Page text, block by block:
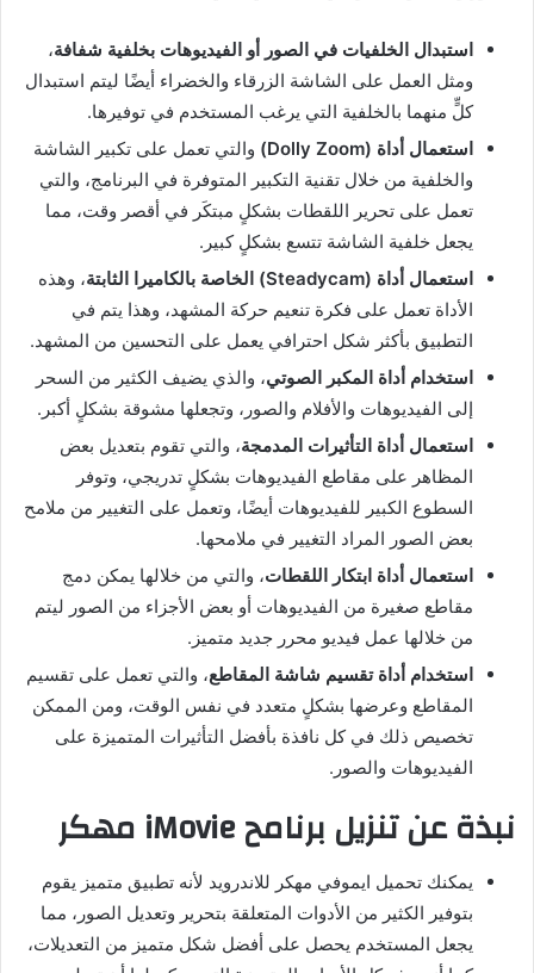
استبدال الخلفيات في الصور أو الفيديوهات بخلفية شفافة،
ومثل العمل على الشاشة الزرقاء والخضراء أيضًا ليتم استبدال
كلٍّ منهما بالخلفية التي يرغب المستخدم في توفيرها.
استعمال أداة (Dolly Zoom)
والتي تعمل على تكبير الشاشة
والخلفية من خلال تقنية التكبير المتوفرة في البرنامج، والتي
تعمل على تحرير اللقطات بشكلٍ مبتكَر في أقصر وقت، مما
يجعل خلفية الشاشة تتسع بشكلٍ كبير.
استعمال أداة (Steadycam) الخاصة بالكاميرا الثابتة
، وهذه
الأداة تعمل على فكرة تنعيم حركة المشهد، وهذا يتم في
التطبيق بأكثر شكل احترافي يعمل على التحسين من المشهد.
استخدام أداة المكبر الصوتي، والذي يضيف الكثير من السحر
إلى الفيديوهات والأفلام والصور، وتجعلها مشوقة بشكلٍ أكبر.
استعمال أداة التأثيرات المدمجة، والتي تقوم بتعديل بعض
المظاهر على مقاطع الفيديوهات بشكلٍ تدريجي، وتوفر
السطوع الكبير للفيديوهات أيضًا، وتعمل على التغيير من ملامح
بعض الصور المراد التغيير في ملامحها.
استعمال أداة ابتكار اللقطات، والتي من خلالها يمكن دمج
مقاطع صغيرة من الفيديوهات أو بعض الأجزاء من الصور ليتم
من خلالها عمل فيديو محرر جديد متميز.
استخدام أداة تقسيم شاشة المقاطع، والتي تعمل على تقسيم
المقاطع وعرضها بشكلٍ متعدد في نفس الوقت، ومن الممكن
تخصيص ذلك في كل نافذة بأفضل التأثيرات المتميزة على
الفيديوهات والصور.
نبذة عن تنزيل برنامح iMovie مهكر
يمكنك تحميل ايموفي مهكر للاندرويد لأنه تطبيق متميز يقوم
بتوفير الكثير من الأدوات المتعلقة بتحرير وتعديل الصور، مما
يجعل المستخدم يحصل على أفضل شكل متميز من التعديلات،